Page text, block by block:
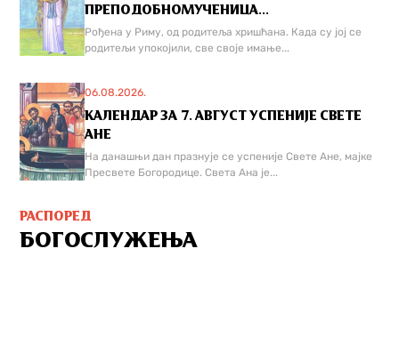
ПРЕПОДОБНОМУЧЕНИЦА...
Рођена у Риму, од родитеља хришћана. Када су јој се
родитељи упокојили, све своје имање...
06.08.2026.
КАЛЕНДАР ЗА 7. АВГУСТ УСПЕНИЈЕ СВЕТЕ
АНЕ
На данашњи дан празнује се успеније Свете Ане, мајке
Пресвете Богородице. Света Ана је...
РАСПОРЕД
БОГОСЛУЖЕЊА